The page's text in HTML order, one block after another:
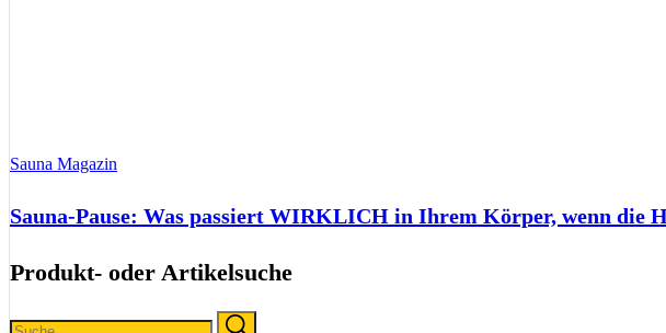
Sauna Magazin
Sauna-Pause: Was passiert WIRKLICH in Ihrem Körper, wenn die
Produkt- oder Artikelsuche
Search